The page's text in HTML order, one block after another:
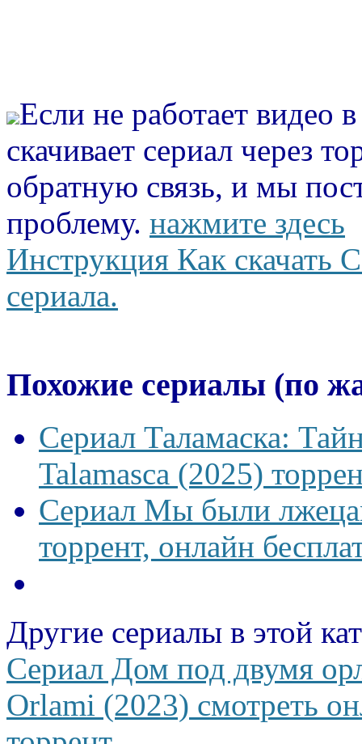
Если не работает видео
скачивает сериал через
обратную связь, и мы
проблему. нажмите здесь
Инструкция Как скачать
сериала.
Похожие сериалы (по
Сериал Таламаска:
Talamasca (2025)
Сериал Мы были
торрент, онлайн
Другие сериалы в этой
Сериал Дом под двумя
Orlami (2023) смотреть